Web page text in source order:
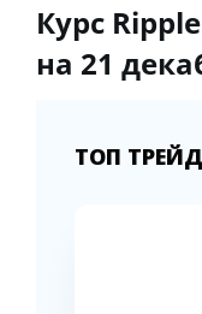
Курс
на 21
ТОП